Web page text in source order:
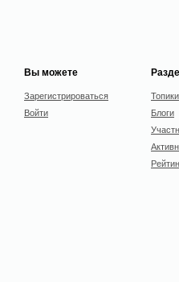
Вы можете
Зарегистрироваться
Войти
Топики
Блоги